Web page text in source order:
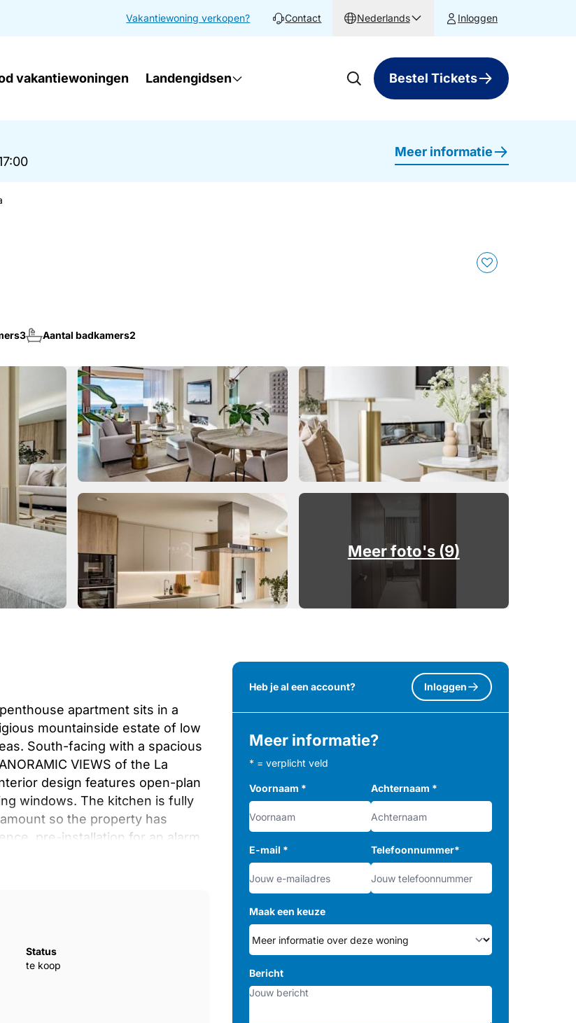
Vakantiewoning verkopen? Contact Nederlands Inloggen
vakantiewoningen Landengidsen Bestel Tickets
Meer informatie
3 Aantal badkamers2
Meer foto's (9)
apartment sits in a
mountainside estate of low
South-facing with a spacious
VIEWS of the La
design features open-plan
windows. The kitchen is fully
so the property has
pre-installation for an alarm
apartment is situated in a 200
drive for ‌international
Status
te koop
Heb je al een account? Inloggen
Meer informatie?
* = verplicht veld
Voornaam * Achternaam *
E-mail * Telefoonnummer*
Maak een keuze
Bericht